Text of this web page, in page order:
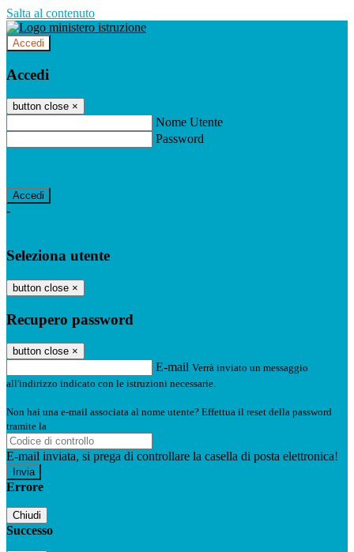
Salta al contenuto
Accedi
Accedi
button close ×
Nome Utente
Password
-
Seleziona utente
button close ×
Recupero password
button close ×
E-mail Verrà inviato un messaggio
all'indirizzo indicato con le istruzioni necessarie.
Non hai una e-mail associata al nome utente? Effettua il reset della password
tramite la
E-mail inviata, si prega di controllare la casella di posta elettronica!
Errore
Chiudi
Successo